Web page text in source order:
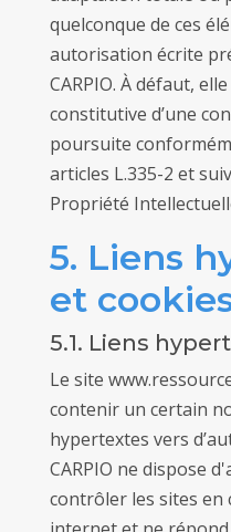
quelconque de ces
autorisation écrite
CARPIO. À défaut,
constitutive d’une
poursuite
articles L.335-2 et
Propriété
5. Liens
et
5.1. Liens
Le site
contenir un certain
hypertextes vers
CARPIO ne dispose
contrôler les sites en